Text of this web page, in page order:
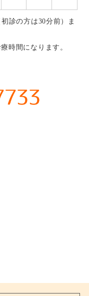
診の方は30分前）ま
時間になります。